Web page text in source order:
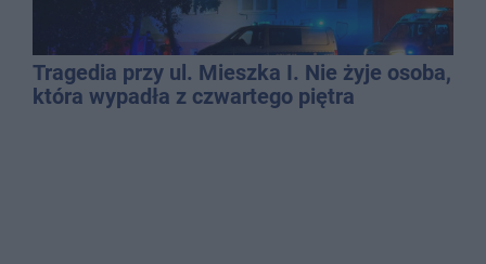
Tragedia przy ul. Mieszka I. Nie żyje osoba,
która wypadła z czwartego piętra